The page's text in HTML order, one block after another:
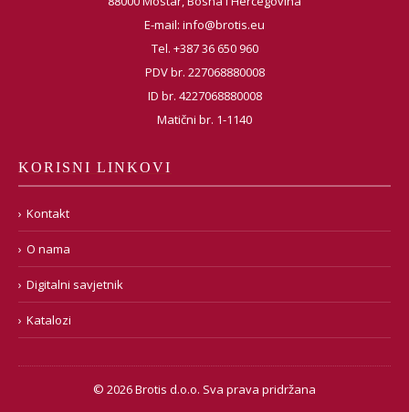
E-mail: info@brotis.eu
Tel. +387 36 650 960
PDV br. 227068880008
ID br. 4227068880008
Matični br. 1-1140
KORISNI LINKOVI
Kontakt
O nama
Digitalni savjetnik
Katalozi
© 2026 Brotis d.o.o. Sva prava pridržana